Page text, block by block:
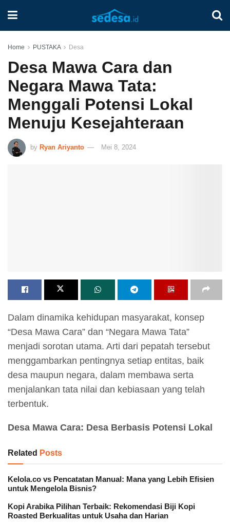
Home PUSTAKA Desa
Desa Mawa Cara dan
Negara Mawa Tata:
Menggali Potensi Lokal
Menuju Kesejahteraan
by Ryan Ariyanto Mei 8, 2024
Dalam dinamika kehidupan masyarakat, konsep
“Desa Mawa Cara” dan “Negara Mawa Tata”
menjadi sorotan utama. Arti dari pepatah tersebut
menggambarkan pentingnya setiap entitas, baik
desa maupun negara, dalam membawa serta
menjalankan tata nilai dan kebiasaan yang telah
terbentuk.
Desa Mawa Cara: Desa Berbasis Potensi Lokal
Related Posts
Kelola.co vs Pencatatan Manual: Mana yang Lebih Efisien
untuk Mengelola Bisnis?
Kopi Arabika Pilihan Terbaik: Rekomendasi Biji Kopi
Roasted Berkualitas untuk Usaha dan Harian